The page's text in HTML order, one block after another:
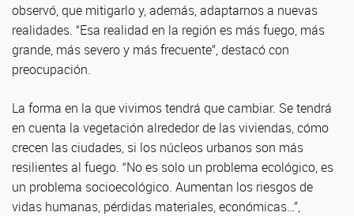
observó, que mitigarlo y, además, adaptarnos a nuevas
realidades. “Esa realidad en la región es más fuego, más
grande, más severo y más frecuente”, destacó con
preocupación.
La forma en la que vivimos tendrá que cambiar. Se tendrá
en cuenta la vegetación alrededor de las viviendas, cómo
crecen las ciudades, si los núcleos urbanos son más
resilientes al fuego. “No es solo un problema ecológico, es
un problema socioecológico. Aumentan los riesgos de
vidas humanas, pérdidas materiales, económicas…”,